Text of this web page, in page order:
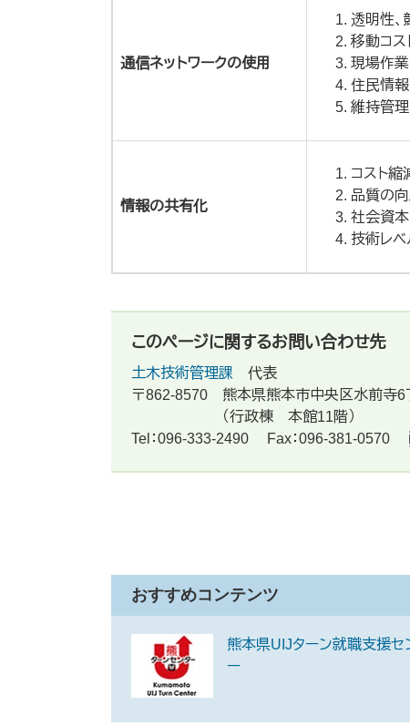
通信ネットワークの使用
透明性、
移動コス
現場作
住民情
維持管理
情報の共有化
コスト縮
品質の
社会資
技術レ
このページに関するお問い合わせ先
土木技術管理課
代表
〒862-8570
熊本県熊本市中央区水前寺6
（行政棟 本館11階）
Tel：096-333-2490
Fax：096-381-0570
おすすめコンテンツ
熊本県UIJターン就職支援セ
ー